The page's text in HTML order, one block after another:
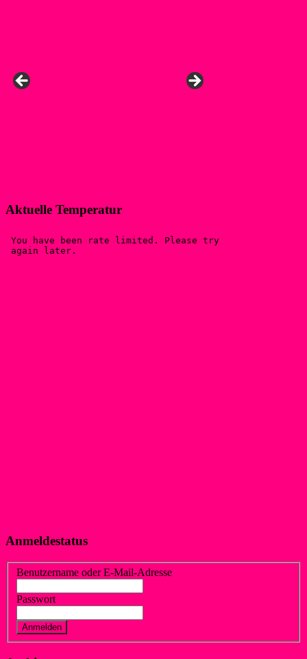
Aktuelle Temperatur
Anmeldestatus
Benutzername oder E-Mail-Adresse
Passwort